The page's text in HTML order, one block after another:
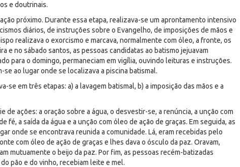
e doutrinais.
próximo. Durante essa etapa, realizava-se um aprontamento intensivo
diários, de instruções sobre o Evangelho, de imposições de mãos e
realizava o exorcismo e marcava, normalmente com óleo, a fronte, os
e no sábado santos, as pessoas candidatas ao batismo jejuavam
para o domingo, permaneciam em vigília, ouvindo leituras e instruções.
ao lugar onde se localizava a piscina batismal.
em três etapas: a) a lavagem batismal, b) a imposição das mãos e a
de ações: a oração sobre a água, o desvestir-se, a renúncia, a unção com
fé, a saída da água e a unção com óleo de ação de graças. Em seguida, as
onde se encontrava reunida a comunidade. Lá, eram recebidas pelo
com óleo de ação de graças e lhes dava o ósculo da paz. Oravam,
mutuamente o beijo da paz. Por fim, as pessoas recém-batizadas
pão e do vinho, recebiam leite e mel.